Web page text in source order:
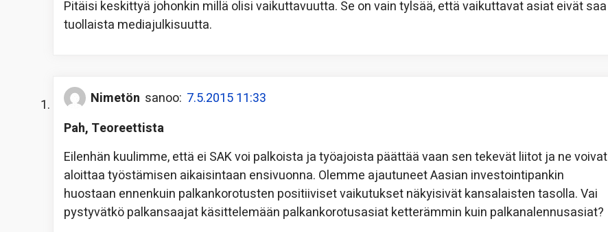
Pitäisi keskittyä johonkin millä olisi vaikuttavuutta. Se on vain tylsää, että vaikuttavat asiat eivät saa
tuollaista mediajulkisuutta.
Nimetön sanoo: 7.5.2015 11:33
Pah, Teoreettista
Eilenhän kuulimme, että ei SAK voi palkoista ja työajoista päättää vaan sen tekevät liitot ja ne voivat
aloittaa työstämisen aikaisintaan ensivuonna. Olemme ajautuneet Aasian investointipankin
huostaan ennenkuin palkankorotusten positiiviset vaikutukset näkyisivät kansalaisten tasolla. Vai
pystyvätkö palkansaajat käsittelemään palkankorotusasiat ketterämmin kuin palkanalennusasiat?